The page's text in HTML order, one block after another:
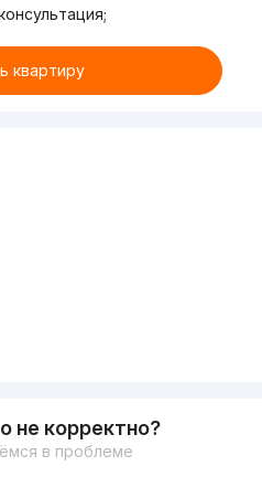
квартиру
не корректно?
в проблеме